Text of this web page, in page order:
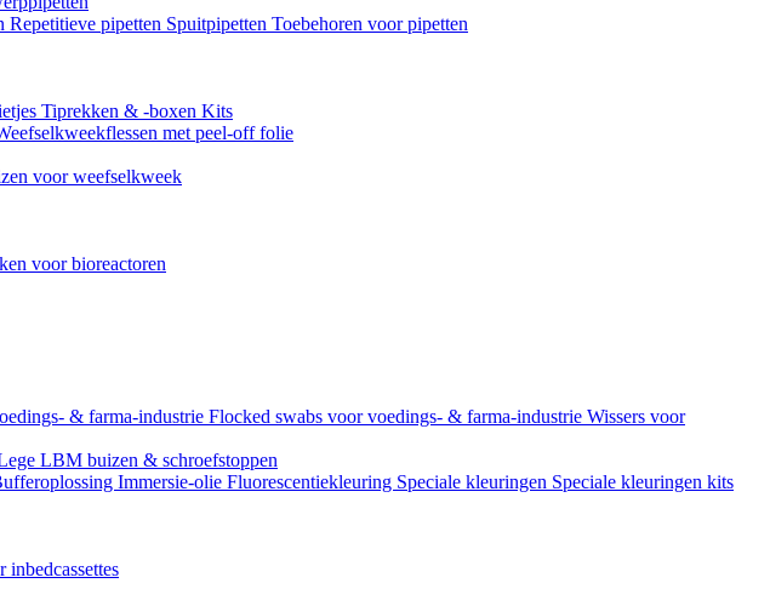
Repetitieve pipetten Spuitpipetten Toebehoren voor pipetten
Tiprekken & -boxen Kits
met peel-off folie
voor weefselkweek
voor bioreactoren
& farma-industrie Flocked swabs voor voedings- & farma-industrie Wissers voor
LBM buizen & schroefstoppen
Immersie-olie Fluorescentiekleuring Speciale kleuringen Speciale kleuringen kits
inbedcassettes